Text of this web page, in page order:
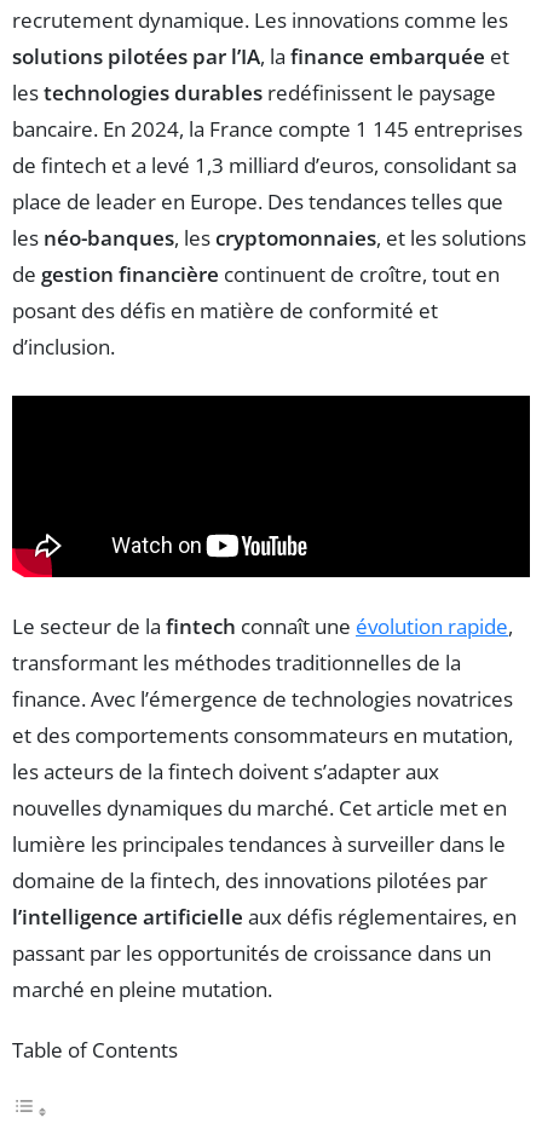
recrutement dynamique. Les innovations comme les
solutions pilotées par l’IA, la finance embarquée et
lestechnologies durables redéfinissent le paysage
bancaire. En 2024, la France compte 1 145 entreprises
de fintech et a levé 1,3 milliard d’euros, consolidant sa
place de leader en Europe. Des tendances telles que
les néo-banques, lescryptomonnaies, et les solutions
de gestion financière continuent de croître, tout en
posant des défis en matière de conformité et
d’inclusion.
Le secteur de la fintech connaît une évolution rapide,
transformant les méthodes traditionnelles de la
finance. Avec l’émergence de technologies novatrices
et des comportements consommateurs en mutation,
les acteurs de la fintech doivent s’adapter aux
nouvelles dynamiques du marché. Cet article met en
lumière les principales tendances à surveiller dans le
domaine de la fintech, des innovations pilotées par
l’intelligence artificielle aux défis réglementaires, en
passant par les opportunités de croissance dans un
marché en pleine mutation.
Table of Contents